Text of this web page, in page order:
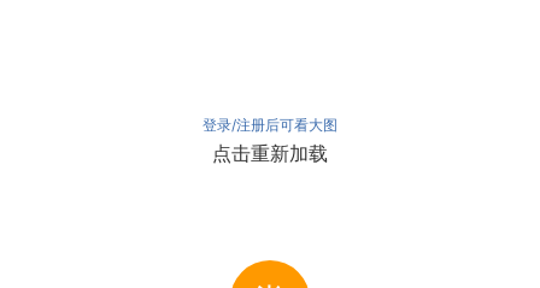
登录/注册后可看大图
点击重新加载